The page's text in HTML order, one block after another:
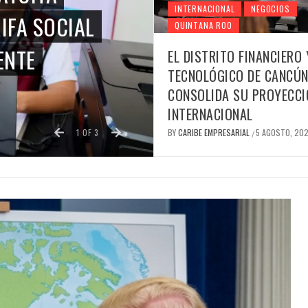
MIL TURISTAS
EL CARIBE MEXICANO EN
SEMANA DE JULIO
4 AGOSTO, 2026
1 OF3
INTERNACIONAL
NEGOCIOS
QUINTANA ROO
EL DISTRITO FINANCIERO
TECNOLÓGICO DE CANCÚN
CONSOLIDA SU
INTERNACIONAL
BYCARIBE EMPRESARIAL /5 AGOSTO,